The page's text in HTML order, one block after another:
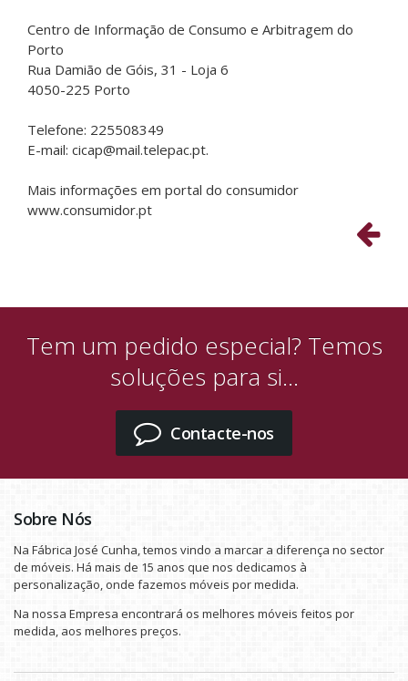
Centro de Informação de Consumo e Arbitragem do
Porto
Rua Damião de Góis, 31 - Loja 6
4050-225 Porto
Telefone: 225508349
E-mail: cicap@mail.telepac.pt.
Mais informações em portal do consumidor
www.consumidor.pt
Tem um pedido especial? Temos
soluções para si...
Contacte-nos
Sobre Nós
Na Fábrica José Cunha, temos vindo a marcar a diferença no sector
de móveis. Há mais de 15 anos que nos dedicamos à
personalização, onde fazemos móveis por medida.
Na nossa Empresa encontrará os melhores móveis feitos por
medida, aos melhores preços.